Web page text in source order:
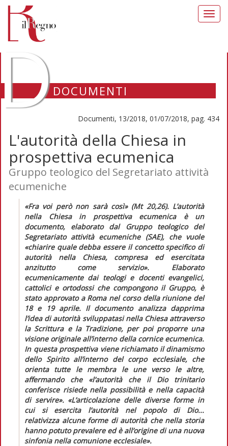
DOCUMENTI
Documenti, 13/2018, 01/07/2018, pag. 434
L'autorità della Chiesa in
prospettiva ecumenica
Gruppo teologico del Segretariato attività
ecumeniche
«Fra voi però non sarà così» (Mt 20,26). L’autorità
nella Chiesa in prospettiva ecumenica è un
documento, elaborato dal Gruppo teologico del
Segretariato attività ecumeniche (SAE), che vuole
«chiarire quale debba essere il concetto specifico di
autorità nella Chiesa, compresa ed esercitata
anzitutto come servizio». Elaborato
ecumenicamente dai teologi e docenti evangelici,
cattolici e ortodossi che compongono il Gruppo, è
stato approvato a Roma nel corso della riunione del
18 e 19 aprile. Il documento analizza dapprima
l’idea di autorità sviluppatasi nella Chiesa attraverso
la Scrittura e la Tradizione, per poi proporre una
visione originale all’interno della cornice ecumenica.
In questa prospettiva viene richiamato il dinamismo
dello Spirito all’interno del corpo ecclesiale, che
orienta tutte le membra le une verso le altre,
affermando che «l’autorità che il Dio trinitario
conferisce risiede nella possibilità e nella capacità
di servire». «L’articolazione delle diverse forme in
cui si esercita l’autorità nel popolo di Dio...
relativizza alcune forme di autorità che nella storia
hanno potuto prevalere ed è all’origine di una nuova
sinfonia nella comunione ecclesiale».